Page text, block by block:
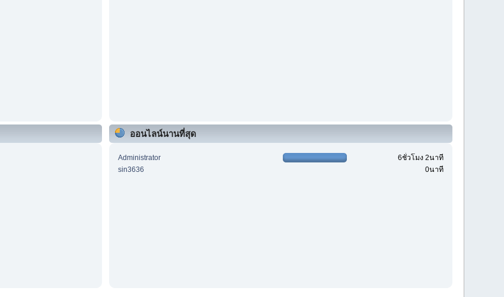
ออนไลน์นานที่สุด
Administrator
6ชั่วโมง 2นาที
sin3636
0นาที